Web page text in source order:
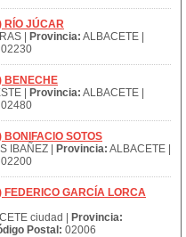
RÍO JÚCAR
| Provincia: ALBACETE |
02230
BENECHE
| Provincia: ALBACETE |
02480
SOTOS
IBAÑEZ | Provincia: ALBACETE |
02200
GARCÍA LORCA
ciudad |
Provincia:
Postal: 02006